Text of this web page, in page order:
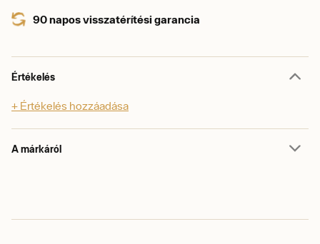
90 napos visszatérítési garancia
Értékelés
+ Értékelés hozzáadása
A márkáról